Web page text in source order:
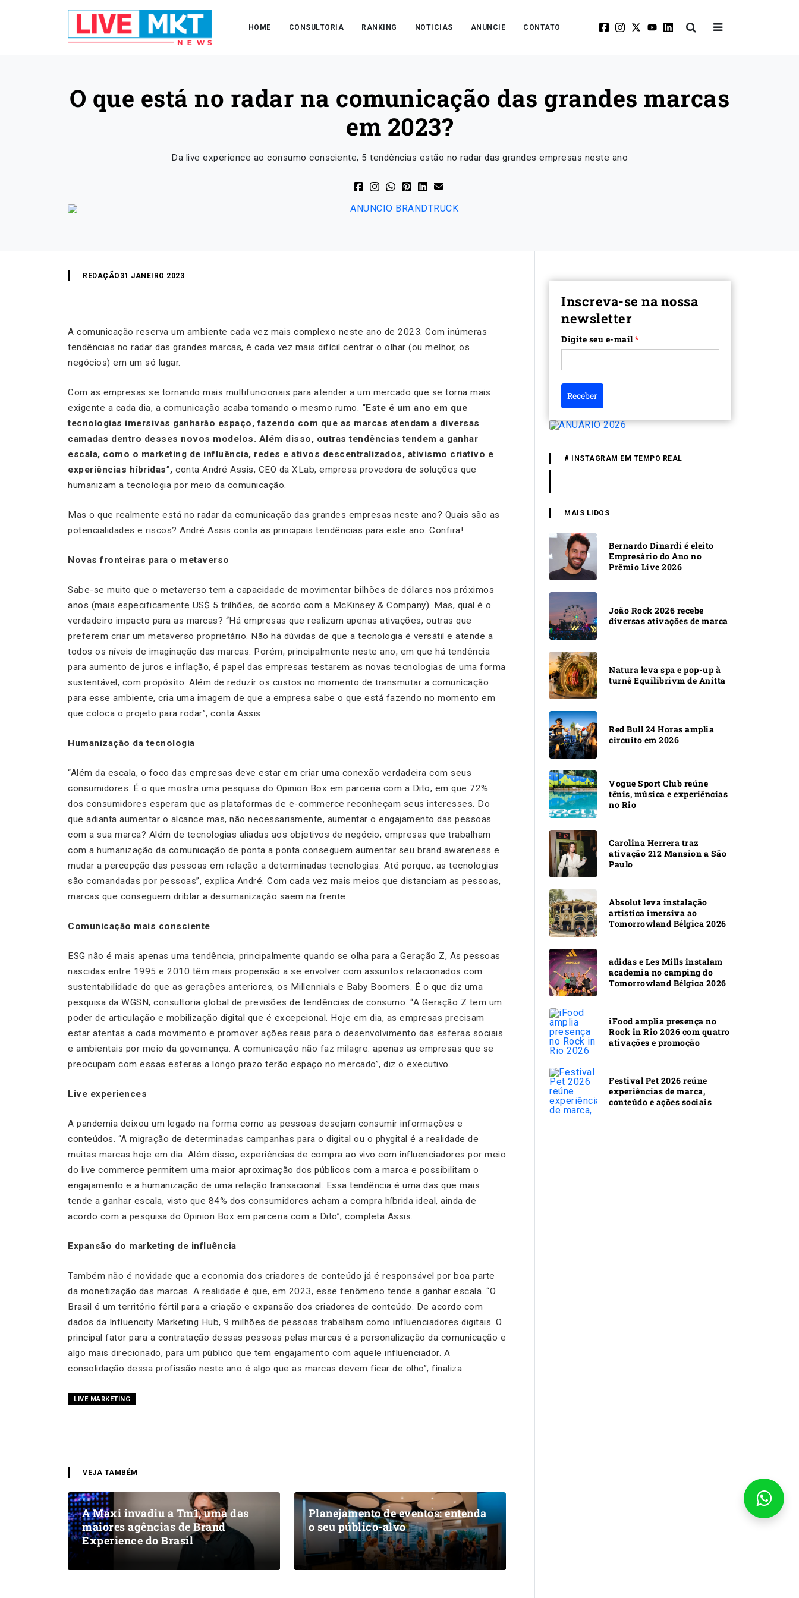
HOME CONSULTORIA RANKING NOTICIAS ANUNCIE CONTATO
O que está no radar na comunicação das grandes marcas
em 2023?
Da live experience ao consumo consciente, 5 tendências estão no radar das grandes empresas neste ano
REDAÇÃO 31 JANEIRO 2023
A comunicação reserva um ambiente cada vez mais complexo neste ano de 2023. Com inúmeras
tendências no radar das grandes marcas, é cada vez mais difícil centrar o olhar (ou melhor, os
negócios) em um só lugar.
Com as empresas se tornando mais multifuncionais para atender a um mercado que se torna mais
exigente a cada dia, a comunicação acaba tomando o mesmo rumo. “Este é um ano em que
tecnologias imersivas ganharão espaço, fazendo com que as marcas atendam a diversas
camadas dentro desses novos modelos. Além disso, outras tendências tendem a ganhar
escala, como o marketing de influência, redes e ativos descentralizados, ativismo criativo e
experiências híbridas”, conta André Assis, CEO da XLab, empresa provedora de soluções que
humanizam a tecnologia por meio da comunicação.
Mas o que realmente está no radar da comunicação das grandes empresas neste ano? Quais são as
potencialidades e riscos? André Assis conta as principais tendências para este ano. Confira!
Novas fronteiras para o metaverso
Sabe-se muito que o metaverso tem a capacidade de movimentar bilhões de dólares nos próximos
anos (mais especificamente US$ 5 trilhões, de acordo com a McKinsey & Company). Mas, qual é o
verdadeiro impacto para as marcas? “Há empresas que realizam apenas ativações, outras que
preferem criar um metaverso proprietário. Não há dúvidas de que a tecnologia é versátil e atende a
todos os níveis de imaginação das marcas. Porém, principalmente neste ano, em que há tendência
para aumento de juros e inflação, é papel das empresas testarem as novas tecnologias de uma forma
sustentável, com propósito. Além de reduzir os custos no momento de transmutar a comunicação
para esse ambiente, cria uma imagem de que a empresa sabe o que está fazendo no momento em
que coloca o projeto para rodar”, conta Assis.
Humanização da tecnologia
“Além da escala, o foco das empresas deve estar em criar uma conexão verdadeira com seus
consumidores. É o que mostra uma pesquisa do Opinion Box em parceria com a Dito, em que 72%
dos consumidores esperam que as plataformas de e-commerce reconheçam seus interesses. Do
que adianta aumentar o alcance mas, não necessariamente, aumentar o engajamento das pessoas
com a sua marca? Além de tecnologias aliadas aos objetivos de negócio, empresas que trabalham
com a humanização da comunicação de ponta a ponta conseguem aumentar seu brand awareness e
mudar a percepção das pessoas em relação a determinadas tecnologias. Até porque, as tecnologias
são comandadas por pessoas”, explica André. Com cada vez mais meios que distanciam as pessoas,
marcas que conseguem driblar a desumanização saem na frente.
Comunicação mais consciente
ESG não é mais apenas uma tendência, principalmente quando se olha para a Geração Z, As pessoas
nascidas entre 1995 e 2010 têm mais propensão a se envolver com assuntos relacionados com
sustentabilidade do que as gerações anteriores, os Millennials e Baby Boomers. É o que diz uma
pesquisa da WGSN, consultoria global de previsões de tendências de consumo. “A Geração Z tem um
poder de articulação e mobilização digital que é excepcional. Hoje em dia, as empresas precisam
estar atentas a cada movimento e promover ações reais para o desenvolvimento das esferas sociais
e ambientais por meio da governança. A comunicação não faz milagre: apenas as empresas que se
preocupam com essas esferas a longo prazo terão espaço no mercado”, diz o executivo.
Live experiences
A pandemia deixou um legado na forma como as pessoas desejam consumir informações e
conteúdos. “A migração de determinadas campanhas para o digital ou o phygital é a realidade de
muitas marcas hoje em dia. Além disso, experiências de compra ao vivo com influenciadores por meio
do live commerce permitem uma maior aproximação dos públicos com a marca e possibilitam o
engajamento e a humanização de uma relação transacional. Essa tendência é uma das que mais
tende a ganhar escala, visto que 84% dos consumidores acham a compra híbrida ideal, ainda de
acordo com a pesquisa do Opinion Box em parceria com a Dito”, completa Assis.
Expansão do marketing de influência
Também não é novidade que a economia dos criadores de conteúdo já é responsável por boa parte
da monetização das marcas. A realidade é que, em 2023, esse fenômeno tende a ganhar escala. “O
Brasil é um território fértil para a criação e expansão dos criadores de conteúdo. De acordo com
dados da Influencity Marketing Hub, 9 milhões de pessoas trabalham como influenciadores digitais. O
principal fator para a contratação dessas pessoas pelas marcas é a personalização da comunicação e
algo mais direcionado, para um público que tem engajamento com aquele influenciador. A
consolidação dessa profissão neste ano é algo que as marcas devem ficar de olho”, finaliza.
LIVE MARKETING
VEJA TAMBÉM
A Maxi invadiu a Tm1, uma das
maiores agências de Brand
Experience do Brasil
Planejamento de eventos: entenda
o seu público-alvo
Inscreva-se na nossa
newsletter
Digite seu e-mail*
Receber
# INSTAGRAM EM TEMPO REAL
MAIS LIDOS
Bernardo Dinardi é eleito
Empresário do Ano no
Prêmio Live 2026
João Rock 2026 recebe
diversas ativações de marca
Natura leva spa e pop-up à
turnê Equilibrivm de Anitta
Red Bull 24 Horas amplia
circuito em 2026
Vogue Sport Club reúne
tênis, música e experiências
no Rio
Carolina Herrera traz
ativação 212 Mansion a São
Paulo
Absolut leva instalação
artística imersiva ao
Tomorrowland Bélgica 2026
adidas e Les Mills instalam
academia no camping do
Tomorrowland Bélgica 2026
iFood amplia presença no
Rock in Rio 2026 com quatro
ativações e promoção
Festival Pet 2026 reúne
experiências de marca,
conteúdo e ações sociais